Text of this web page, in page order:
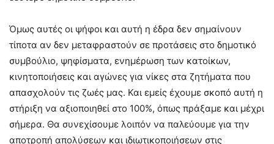
Όμως αυτές οι ψήφοι και αυτή η έδρα δεν σημαίνουν
τίποτα αν δεν μεταφραστούν σε προτάσεις στο δημοτικό
συμβούλιο, ψηφίσματα, ενημέρωση των κατοίκων,
κινητοποιήσεις και αγώνες για νίκες στα ζητήματα που
απασχολούν τις ζωές μας. Και εμείς έχουμε σκοπό αυτή η
στήριξη να αξιοποιηθεί στο 100%, όπως πράξαμε και μέχρι
σήμερα. Θα συνεχίσουμε λοιπόν να παλεύουμε για την
αποτροπή απολύσεων και ιδιωτικοποιήσεων στις